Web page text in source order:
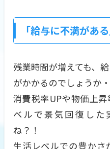
「給与に不満があ
残業時間が増えても、
がかかるのでしょうか・
消費税率UPや物価上
ベルで景気回復した
ね？！
生活レベルでの豊かさ